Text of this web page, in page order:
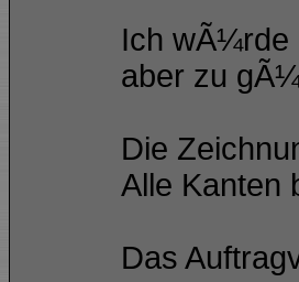
Ich wÃ¼rde
aber zu
Die
Alle Kanten
Das